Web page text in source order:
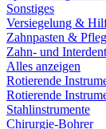
Sonstiges
Versiegelung &
Zahnpasten &
Zahn- und
Alles anzeigen
Rotierende
Rotierende
Stahlinstrumente
Chirurgie-Bohrer